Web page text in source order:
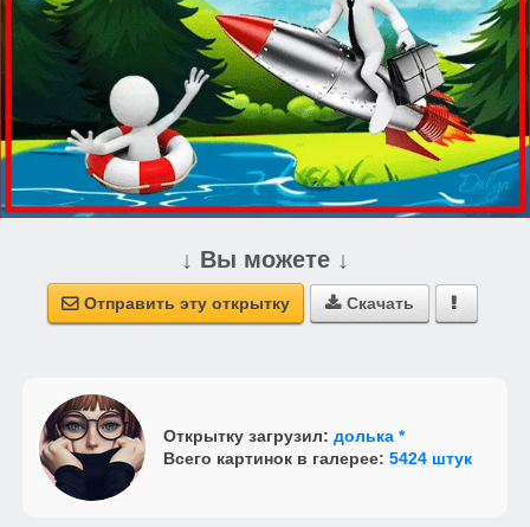
↓ Вы можете ↓
 Отправить эту открытку  Скачать 
Открытку загрузил: долька *
Всего картинок в галерее: 5424 штук